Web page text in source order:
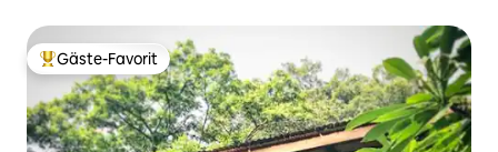
Beliebter Gäste-Favorit.
Gäste-Favorit